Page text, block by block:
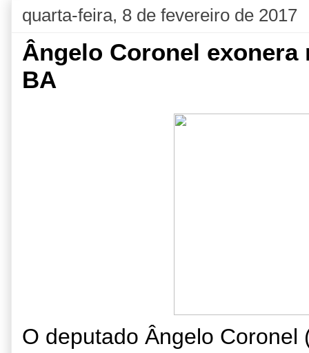
quarta-feira, 8 de fevereiro de 2017
Ângelo Coronel
BA
O deputado Ângelo